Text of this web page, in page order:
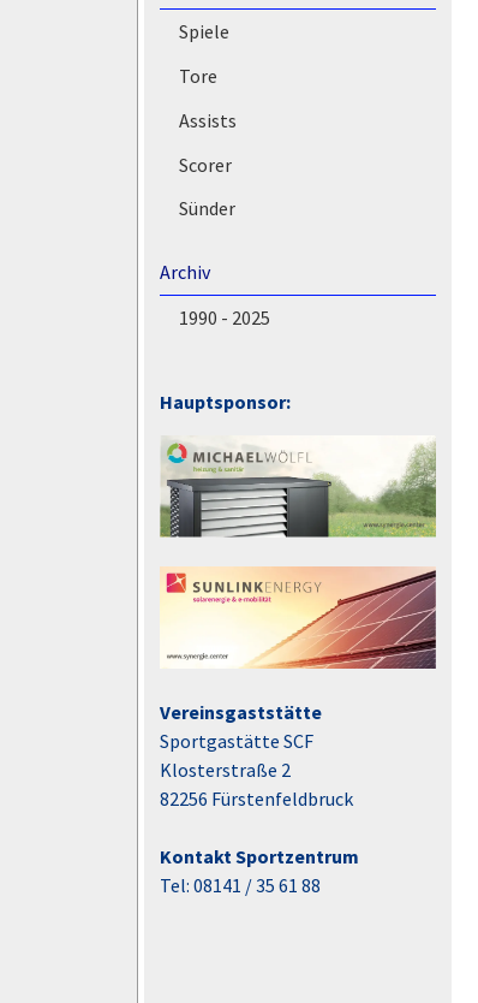
Spiele
Tore
Assists
Scorer
Sünder
Archiv
1990 - 2025
Hauptsponsor:
Vereinsgaststätte
Sportgastätte SCF
Klosterstraße 2
82256 Fürstenfeldbruck
Kontakt Sportzentrum
Tel: 08141 / 35 61 88